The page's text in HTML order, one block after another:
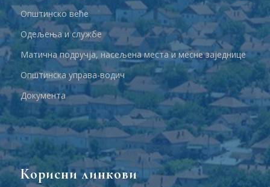
Општинско веће
Одељења и службе
Матична подручја, насељена места и месне заједнице
Општинска управа-водич
Документа
Корисни линкови